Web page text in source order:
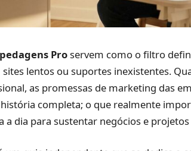
Proservem como o filtro
lentos ou suportes inexistentes.
as promessas de marketing das
completa; o que realmente
a dia para sustentar negócios e